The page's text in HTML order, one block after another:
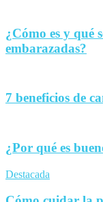
¿Cómo es y qué
embarazadas?
7 beneficios de
¿Por qué es
Destacada